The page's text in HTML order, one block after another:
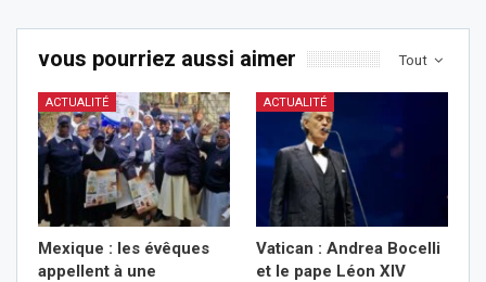
Tout
vous pourriez aussi aimer
ACTUALITÉ
Mexique : les évêques
appellent à une
ACTUALITÉ
Vatican : Andrea Bocelli
et le pape Léon XIV